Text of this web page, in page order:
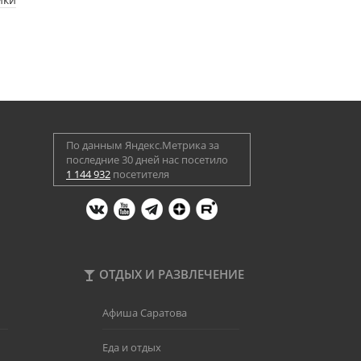
По данным Яндекс.Метрика за
последние 30 дней нас посетило
1 144 932 посетителя
ОТДЫХ И РАЗВЛЕЧЕНИЕ
Афиша Саратова
Еда и отдых